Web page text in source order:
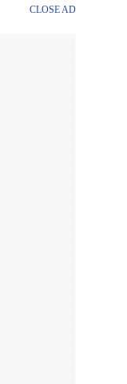
CLOSE AD